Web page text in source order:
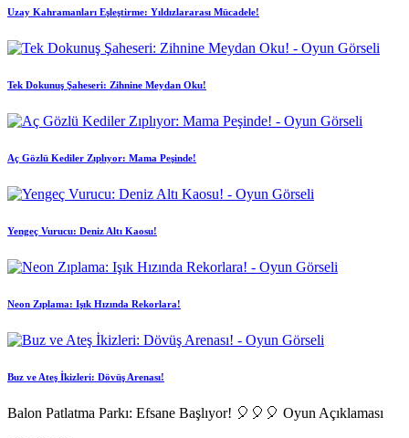
Uzay Kahramanları Eşleştirme: Yıldızlararası Mücadele!
Tek Dokunuş Şaheseri: Zihnine Meydan Oku!
Aç Gözlü Kediler Zıplıyor: Mama Peşinde!
Yengeç Vurucu: Deniz Altı Kaosu!
Neon Zıplama: Işık Hızında Rekorlara!
Buz ve Ateş İkizleri: Dövüş Arenası!
Balon Patlatma Parkı: Efsane Başlıyor! 🎈🎈🎈 Oyun Açıklaması